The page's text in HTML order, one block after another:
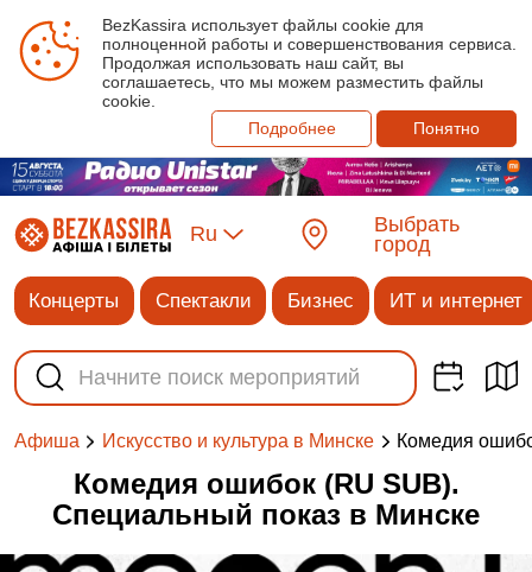
BezKassira использует файлы cookie для
полноценной работы и совершенствования сервиса.
Продолжая использовать наш сайт, вы
соглашаетесь, что мы можем разместить файлы
cookie.
Подробнее
Понятно
Ru
Выбрать
город
Концерты Спектакли Бизнес ИТ и интернет
Афиша Искусство и культура в Минске Комедия
Комедия ошибок (RU SUB).
Специальный показ в Минске